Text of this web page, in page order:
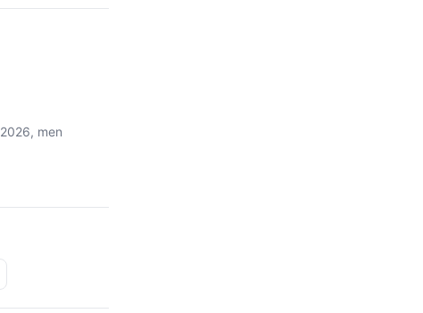
men